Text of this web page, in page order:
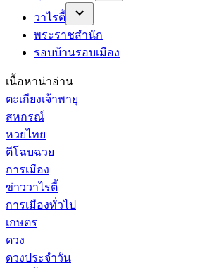
วาไรตี้
พระราชสำนัก
รอบบ้านรอบเมือง
เนื้อหาน่าอ่าน
ตะเกียงเจ้าพายุ
สหกรณ์
หวยไทย
ตีโฉบฉวย
การเมือง
ข่าววาไรตี้
การเมืองทั่วไป
เกษตร
ดวง
ดวงประจำวัน